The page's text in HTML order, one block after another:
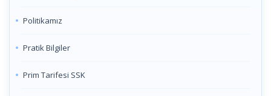
Politikamız
Pratik Bilgiler
Prim Tarifesi SSK